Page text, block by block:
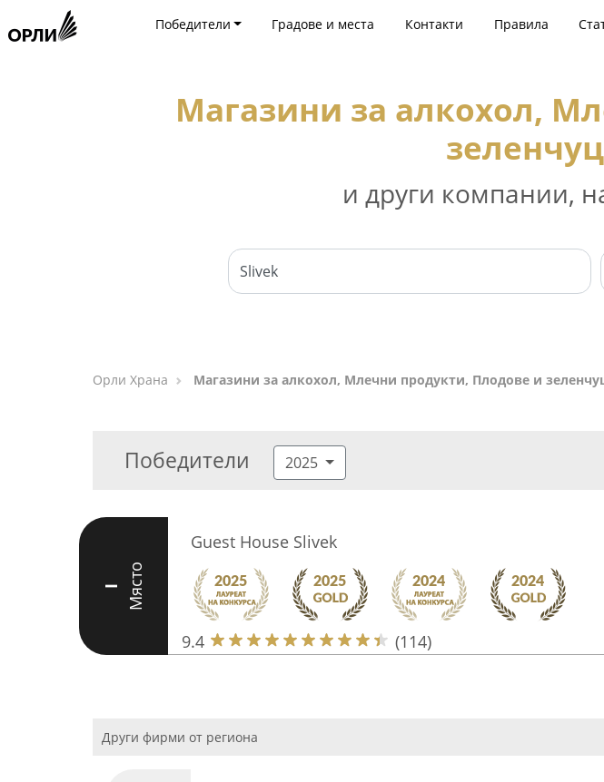
Победители Градове и места Контакти Правила
Магазини за алкохол,
и други компании,
Орли Храна Магазини за алкохол, Млечни продукти, Плодове и
Победители 2025
I Място
Guest House Slivek
9.4 (114)
Други фирми от региона